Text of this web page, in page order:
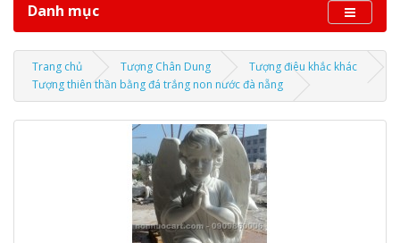
Danh mục
Trang chủ Tượng Chân Dung
Tượng điêu khắc khác
Tượng thiên thần bằng đá trắng non nước đà nẵng